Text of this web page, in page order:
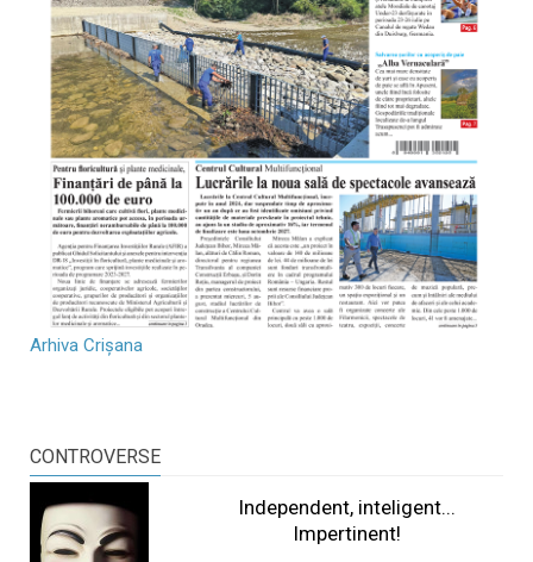
Arhiva Crișana
CONTROVERSE
Independent, inteligent...
Impertinent!